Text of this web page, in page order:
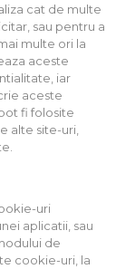
cat de multe
sau pentru a
multe ori la
aceste
iar
aceste
fi folosite
alte site-uri,
uri
aplicatii, sau
de
cookie-uri, la